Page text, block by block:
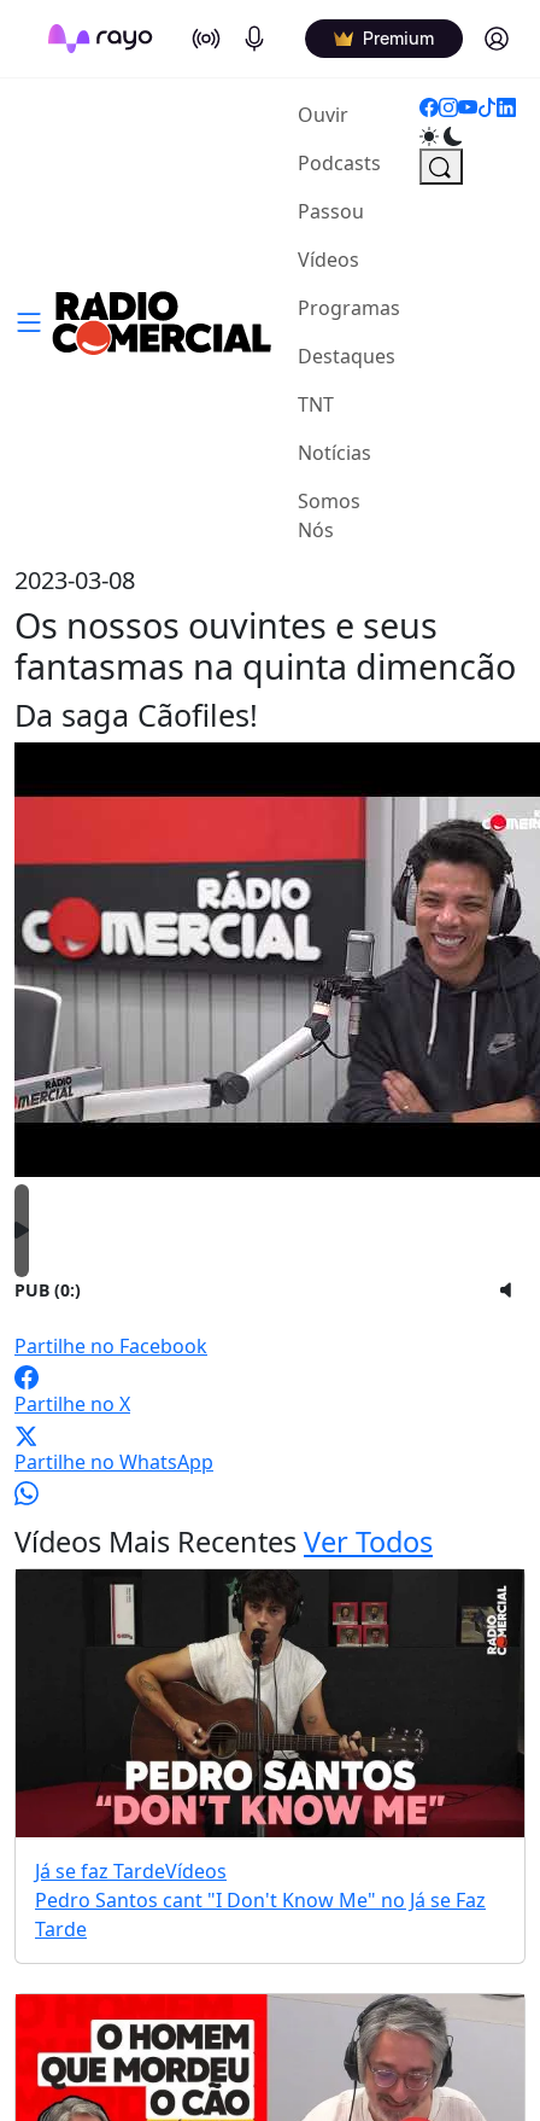
On Air Podcasts Premium Log in
Ouvir(current)
Podcasts
Passou
Vídeos
Programas
Destaques
TNT
Notícias
Somos
Nós
2023-03-08
Os nossos ouvintes e seus
fantasmas na quinta dimencão
Da saga Cãofiles!
PUB (0:)
Partilhe no Facebook
Partilhe no X
Partilhe no WhatsApp
Vídeos Mais RecentesVer Todos
Já se faz TardeVídeos
Pedro Santos cant "I Don't Know Me" no Já se Faz
Tarde